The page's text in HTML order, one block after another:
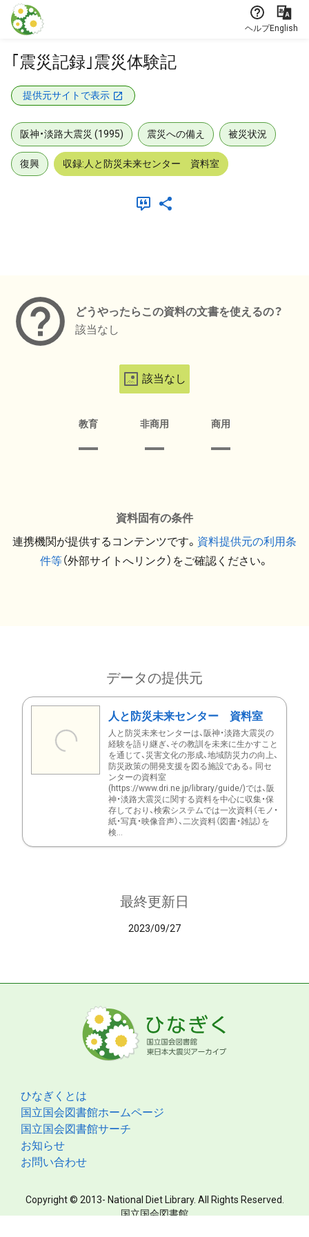
本文に飛ぶ
ヘルプEnglish
｢震災記録｣震災体験記
提供元サイトで表示
阪神・淡路大震災 (1995) 震災への備え 被災状況
復興 収録:人と防災未来センター 資料室
どうやったらこの資料の文書を使えるの？
該当なし
該当なし
教育 非商用 商用
資料固有の条件
連携機関が提供するコンテンツです。 資料提供元の利用条
件等（外部サイトへリンク）をご確認ください。
データの提供元
人と防災未来センター 資料室
人と防災未来センターは、阪神・淡路大震災の
経験を語り継ぎ、その教訓を未来に生かすこと
を通じて、災害文化の形成、地域防災力の向上、
防災政策の開発支援を図る施設である。同セ
ンターの資料室
(https://www.dri.ne.jp/library/guide/)では、阪
神・淡路大震災に関する資料を中心に収集・保
存しており、検索システムでは一次資料（モノ・
紙・写真・映像音声）、二次資料（図書・雑誌）を
検...
最終更新日
2023/09/27
ひなぎくとは
国立国会図書館ホームページ
国立国会図書館サーチ
お知らせ
お問い合わせ
Copyright © 2013- National Diet Library. All Rights Reserved.